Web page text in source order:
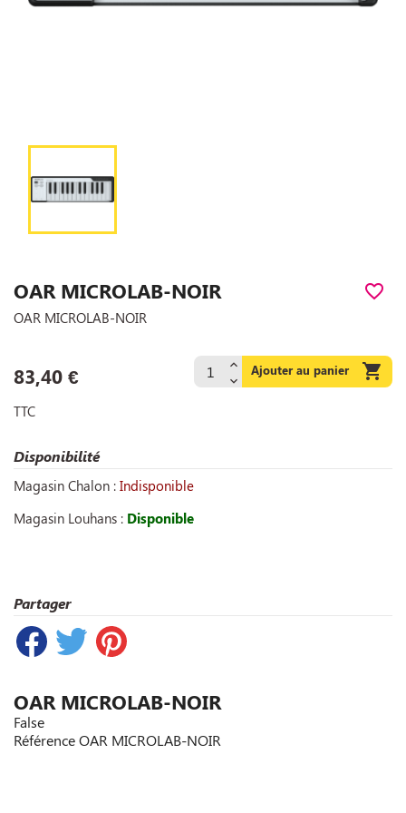
OAR MICROLAB-NOIR favorite_border
OAR MICROLAB-NOIR
83,40 € Ajouter au panier 
TTC
Disponibilité
Magasin Chalon : Indisponible
Magasin Louhans : Disponible
Partager
OAR MICROLAB-NOIR
False
RéférenceOAR MICROLAB-NOIR